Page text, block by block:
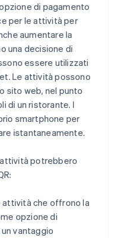
di pagamento
per le attività per
aumentare la
una decisione di
essere utilizzati
Le attività possono
sito web, nel punto
di un ristorante. I
smartphone per
istantaneamente.
attività potrebbero
attività che offrono la
opzione di
vantaggio